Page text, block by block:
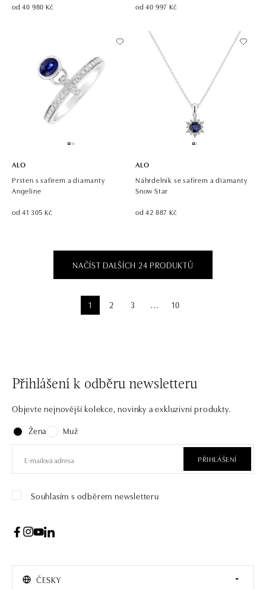
od 40 980 Kč od 40 997 Kč
ALO
Prsten s safírem a diamanty
Angeline
od 41 305 Kč
ALO
Náhrdelník se safírem a diamanty
Snow Star
od 42 887 Kč
NAČÍST DALŠÍCH 24 PRODUKTŮ
1 2 3 ⋯ 10
Přihlášení k odběru newsletteru
Objevte nejnovější kolekce, novinky a exkluzivní produkty.
Žena
Muž
PŘIHLÁŠENÍ
Souhlasím s odběrem newsletteru
ČESKY